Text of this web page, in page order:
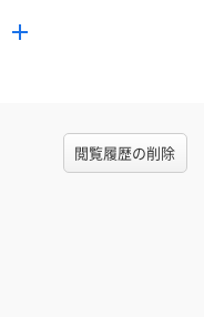
閲覧履歴の削除